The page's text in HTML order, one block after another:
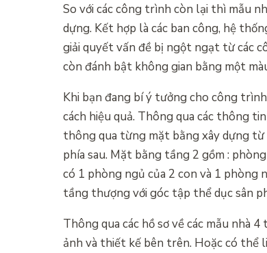
So với các công trình còn lại thì mẫu
dựng. Kết hợp là các ban công, hệ
giải quyết vấn đề bị ngột ngạt từ các
còn đánh bật không gian bằng một
Khi bạn đang bí ý tưởng cho công
cách hiệu quả. Thông qua các thông
thông qua từng mặt bằng xây dựng từ
phía sau. Mặt bằng tầng 2 gồm :
có 1 phòng ngủ của 2 con và 1 phòng
tầng thượng với góc tập thể dục sân
Thông qua các hồ sơ về các mẫu nhà
ảnh và thiết kế bên trên. Hoặc có thể